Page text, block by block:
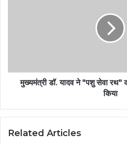
मुख्यमंत्री डॉ. यादव ने "पशु सेवा रथ"
किया
Related Articles